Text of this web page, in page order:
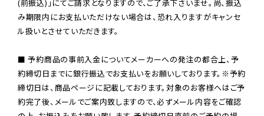
(前振込)」にてご請求となりますので、ご了承下さいませ。尚、振込
み期限内にお支払いただけない場合は、恐れ入りますがキャンセ
ル扱いとさせていただきます。
■ 予約商品の事前入金についてメーカーへの発注の都合上、予
約締切日までに銀行振込でお支払いをお願いしております。※予約
締切日は、商品ページに記載しております。対象のお客様へはご予
約完了後、メールでご案内致しますので、必ずメール内容をご確認